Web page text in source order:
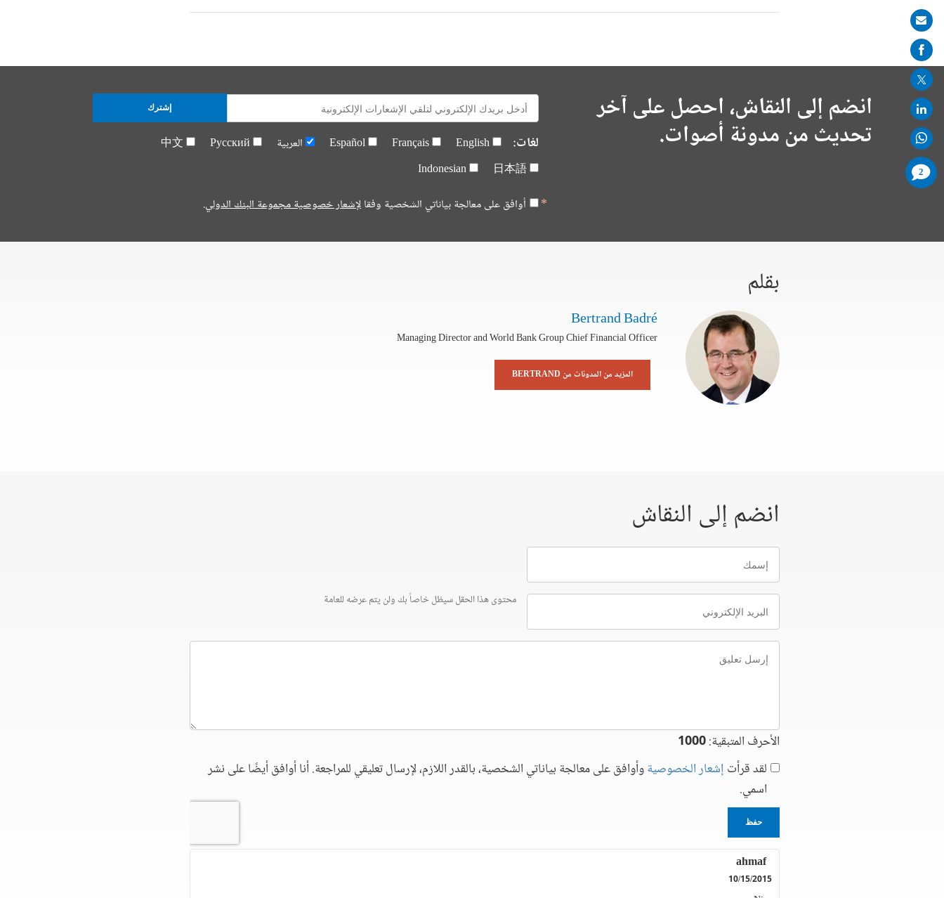
انضم إلى النقاش، احصل على آخر
تحديث من مدونة أصوات.
E-
mail:
لغات: English
Français
Español العربية Русский
中文
日本語
Indonesian
أوافق على معالجة بياناتي الشخصية وفقالإشعار خصوصية مجموعة البنك الدولي.
إشترك
بقلم
Bertrand Badré
Managing Director and World Bank Group Chief Financial Officer
المزيد من المدونات من BERTRAND
انضم إلى النقاش
إسمك
البريد
الإلكتروني
محتوى هذا الحقل سيظل خاصاً بك ولن يتم عرضه للعامة
إرسل
تعليق
الأحرف المتبقية:1000
لقد قرأت إشعار الخصوصيةوأوافق على معالجة بياناتي الشخصية، بالقدر اللازم، لإرسال تعليقي للمراجعة. أنا أوافق أيضًا على نشر
اسمي.
حفظ
ahmaf
10/15/2015
Share
on
mail
2
comments
added